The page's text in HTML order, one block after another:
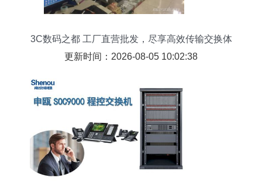
3C数码之都 工厂直营批发，尽享高效传输交换体
验
更新时间：2026-08-05 10:02:38